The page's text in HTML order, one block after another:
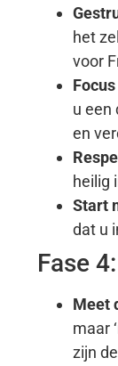
het
voor
u een
en
heilig
Start
dat u
Fase
Meet
maar
zijn